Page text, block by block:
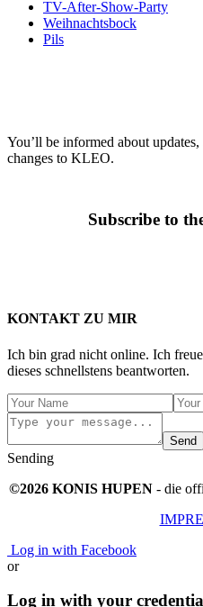
TV-After-Show-Party
Weihnachtsbock
Pils
You’ll be informed about
changes to KLEO.
Subscribe to
KONTAKT ZU MIR
Ich bin grad nicht online. Ich
dieses schnellstens beantworten.
Send
Sending
©2026 KONIS HUPEN - die
Log in with Facebook
or
Log in with your